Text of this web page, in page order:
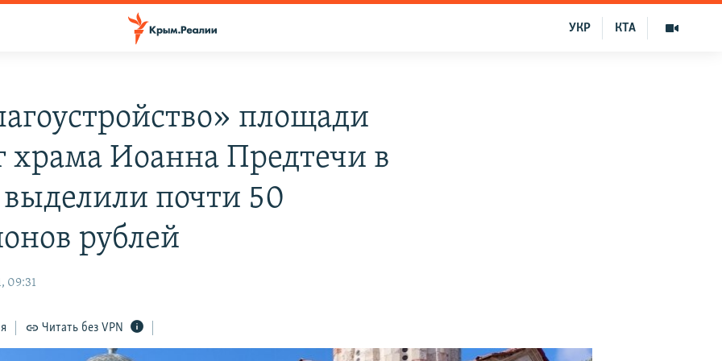
КТА
УКР
площади
храма Иоанна Предтечи в
почти 50
рублей
09:31
Читать без VPN